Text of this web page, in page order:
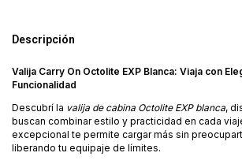
Descripción
Valija Carry On Octolite EXP Blanca: Viaja con
Funcionalidad
Descubrí la valija de cabina Octolite EXP blanca,
buscan combinar estilo y practicidad en cada
excepcional te permite cargar más sin
liberando tu equipaje de límites.